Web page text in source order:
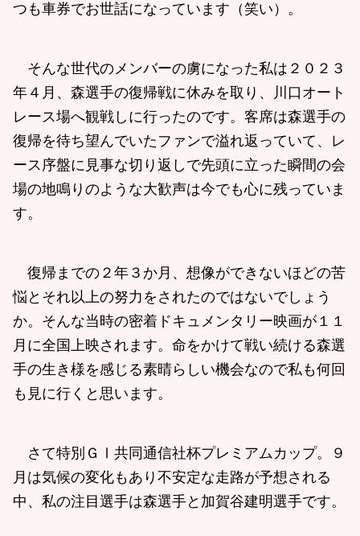
つも車券でお世話になっています（笑い）。
そんな世代のメンバーの虜になった私は２０２３
年４月、森選手の復帰戦に休みを取り、川口オート
レース場へ観戦しに行ったのです。客席は森選手の
復帰を待ち望んでいたファンで溢れ返っていて、レ
ース序盤に見事な切り返しで先頭に立った瞬間の会
場の地鳴りのような大歓声は今でも心に残っていま
す。
復帰までの２年３か月、想像ができないほどの苦
悩とそれ以上の努力をされたのではないでしょう
か。そんな当時の密着ドキュメンタリー映画が１１
月に全国上映されます。命をかけて戦い続ける森選
手の生き様を感じる素晴らしい機会なので私も何回
も見に行くと思います。
さて特別ＧⅠ共同通信社杯プレミアムカップ。９
月は気候の変化もあり不安定な走路が予想される
中、私の注目選手は森選手と加賀谷建明選手です。